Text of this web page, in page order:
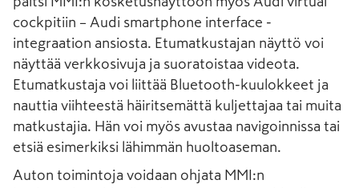
cockpitiin – Audi smartphone interface -
integraation ansiosta. Etumatkustajan näyttö voi
näyttää verkkosivuja ja suoratoistaa videota.
Etumatkustaja voi liittää Bluetooth-kuulokkeet ja
nauttia viihteestä häiritsemättä kuljettajaa tai muita
matkustajia. Hän voi myös avustaa navigoinnissa tai
etsiä esimerkiksi lähimmän huoltoaseman.
Auton toimintoja voidaan ohjata MMI:n